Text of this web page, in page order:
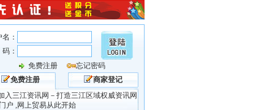
：
：
免费注册
忘记密码
免费注册
商家登记
入三江资讯网－打造三江区域权威资讯网
户 ,网上贸易从此开始